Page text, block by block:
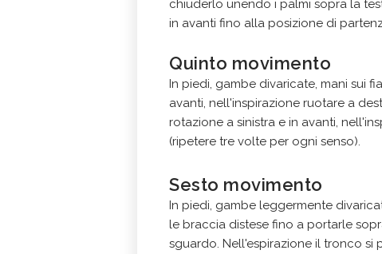
chiuderlo unendo i palmi sopra la
in avanti fino alla posizione di
Quinto movimento
In piedi, gambe divaricate, mani sui
avanti, nell'inspirazione ruotare a
rotazione a sinistra e in avanti,
(ripetere tre volte per ogni senso).
Sesto movimento
In piedi, gambe leggermente
le braccia distese fino a portarle
sguardo. Nell'espirazione il tronco